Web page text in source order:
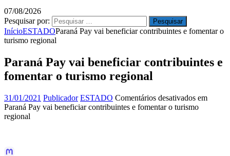
07/08/2026
Pesquisar por:
InícioESTADOParaná Pay vai beneficiar contribuintes e fomentar o
turismo regional
Paraná Pay vai beneficiar contribuintes e
fomentar o turismo regional
31/01/2021 Publicador ESTADO Comentários desativados em
Paraná Pay vai beneficiar contribuintes e fomentar o turismo
regional